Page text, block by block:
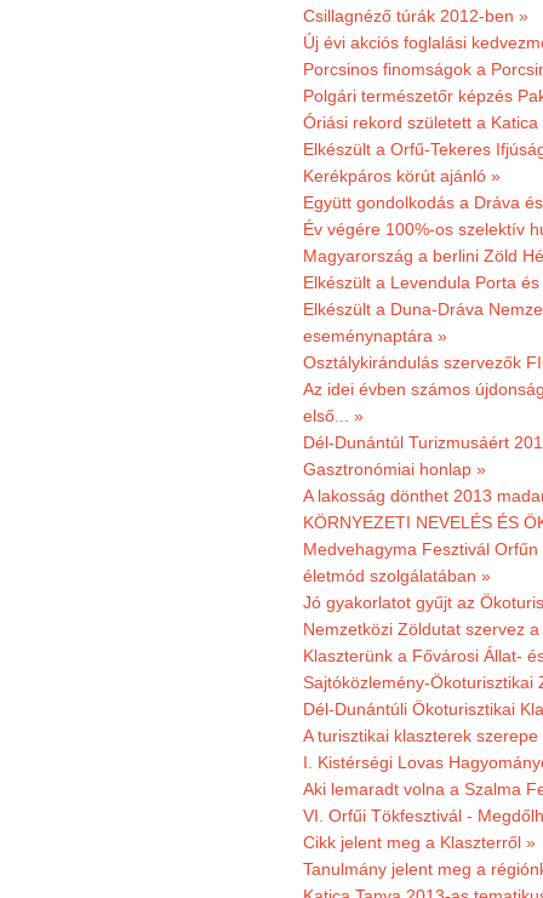
Csillagnéző túrák 2012-ben »
Új évi akciós foglalási
Porcsinos finomságok a
Polgári természetőr képzés
Óriási rekord született a Katica
Elkészült a Orfű-Tekeres
Kerékpáros körút ajánló »
Együtt gondolkodás a Dráva
Év végére 100%-os szelektív
Magyarország a berlini Zöld
Elkészült a Levendula Porta
Elkészült a Duna-Dráva
eseménynaptára »
Osztálykirándulás szervezők
Az idei évben számos
első... »
Dél-Dunántúl Turizmusáért
Gasztronómiai honlap »
A lakosság dönthet 2013
KÖRNYEZETI NEVELÉS ÉS
Medvehagyma Fesztivál
életmód szolgálatában »
Jó gyakorlatot gyűjt az
Nemzetközi Zöldutat szervez
Klaszterünk a Fővárosi Állat-
Sajtóközlemény-Ökoturisztikai
Dél-Dunántúli Ökoturisztikai
A turisztikai klaszterek
I. Kistérségi Lovas
Aki lemaradt volna a Szalma
VI. Orfűi Tökfesztivál -
Cikk jelent meg a Klaszterről »
Tanulmány jelent meg a